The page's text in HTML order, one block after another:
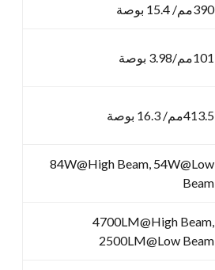
390مم/ 15.4 بوصة
101مم/3.98 بوصة
413.5مم/ 16.3 بوصة
84W@High Beam, 54W@Low
Beam
4700LM@High Beam,
2500LM@Low Beam